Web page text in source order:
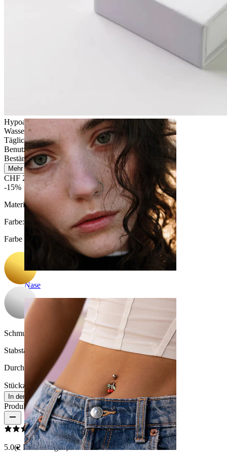
Nase
Hypoallergen
Wasserfest
Tägliches Tragen
Benutzerfreundlich
Beständig
Mehr lesen
CHF 29.67CHF 34.90
-15%
Material:Titan
Farbe:
Farbe auswählen
Schmucksteinfarbe:
Durchsichtig
Stabstärke:
1,2 mm
Durchmesser: 10 mm
Stückzahl: 1 Ändern
In den Warenkorb
Produktbewertungen
5.0(2 Bewertungen)